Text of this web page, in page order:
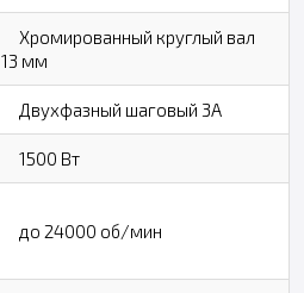
Хромированный круглый вал
13 мм
Двухфазный шаговый 3А
1500 Вт
до 24000 об/мин